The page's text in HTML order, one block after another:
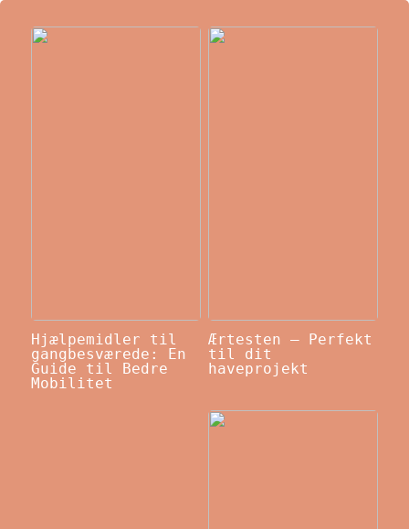
Hjælpemidler til
gangbesværede: En
Guide til Bedre
Mobilitet
Ærtesten – Perfekt
til dit
haveprojekt